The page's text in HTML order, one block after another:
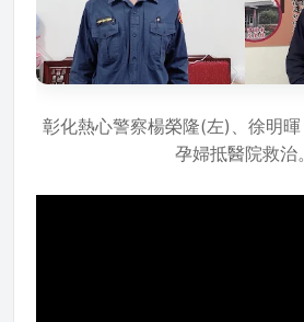
彰化熱心警察楊榮隆(左)、徐明
孕婦抵醫院救治。